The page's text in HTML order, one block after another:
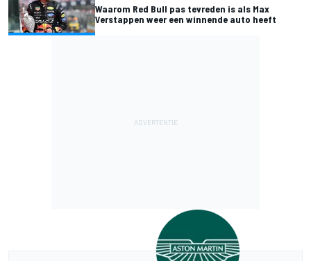
Waarom Red Bull pas tevreden is als Max
Verstappen weer een winnende auto heeft